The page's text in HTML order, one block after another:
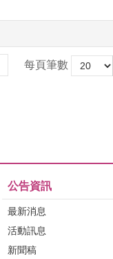
每頁筆數
公告資訊
最新消息
活動訊息
新聞稿